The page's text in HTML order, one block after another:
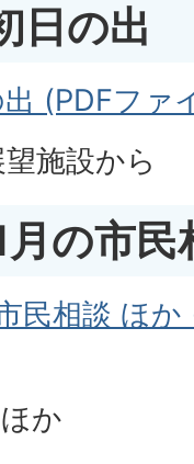
日の出
(PDFファ
施設から
の市民
民相談 ほ
か